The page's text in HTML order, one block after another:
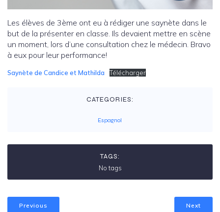
Les élèves de 3ème ont eu à rédiger une saynète dans le
but de la présenter en classe. Ils devaient mettre en scène
un moment, lors d’une consultation chez le médecin. Bravo
à eux pour leur performance!
Saynète de Candice et Mathilda Télécharger
CATEGORIES:
Espagnol
TAGS:
No tags
Previous Next